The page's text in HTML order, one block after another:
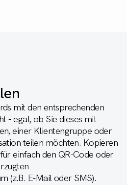
mit den entsprechenden
- egal, ob Sie dieses mit
einer Klientengruppe oder
teilen möchten. Kopieren
einfach den QR-Code oder
(z.B. E-Mail oder SMS).